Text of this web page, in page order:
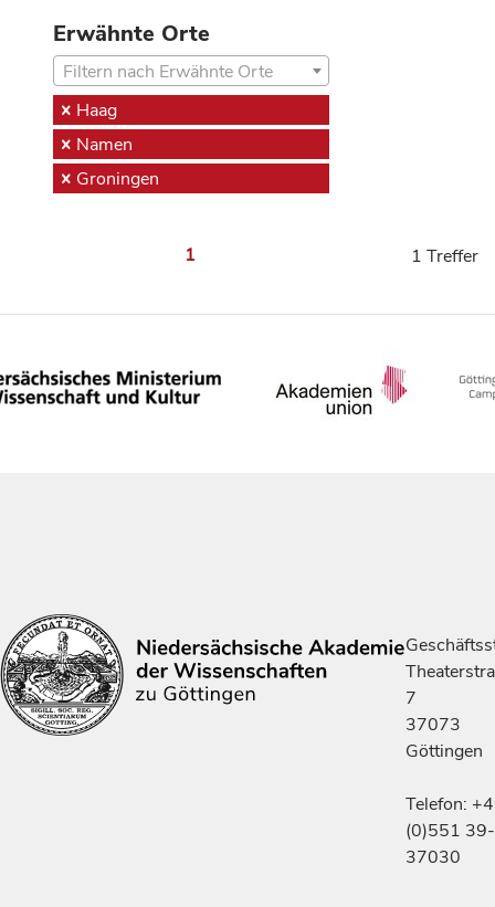
Erwähnte Orte
Filtern nach Erwähnte Orte
Haag
Namen
Groningen
1 1 Treffer
7
37073
Göttingen
Telefon:
(0)551 39-
37030